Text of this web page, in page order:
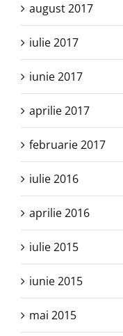
august 2017
iulie 2017
iunie 2017
aprilie 2017
februarie 2017
iulie 2016
aprilie 2016
iulie 2015
iunie 2015
mai 2015